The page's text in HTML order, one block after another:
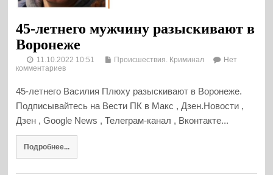
45-летнего мужчину разыскивают в
Воронеже
11.10.2022 10:51 Происшествия. Криминал
Нет
комментариев
45-летнего Василия Плюху разыскивают в Воронеже.
Подписывайтесь на Вести ПК в Макс , Дзен.Новости ,
Дзен , Google News , Телеграм-канал , Вконтакте...
Подробнее...